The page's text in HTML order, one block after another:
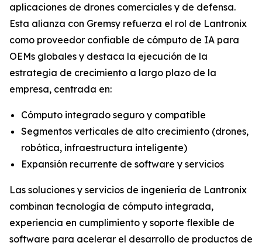
aplicaciones de drones comerciales y de defensa.
Esta alianza con Gremsy refuerza el rol de Lantronix
como proveedor confiable de cómputo de IA para
OEMs globales y destaca la ejecución de la
estrategia de crecimiento a largo plazo de la
empresa, centrada en:
Cómputo integrado seguro y compatible
Segmentos verticales de alto crecimiento (drones,
robótica, infraestructura inteligente)
Expansión recurrente de software y servicios
Las soluciones y servicios de ingeniería de Lantronix
combinan tecnología de cómputo integrada,
experiencia en cumplimiento y soporte flexible de
software para acelerar el desarrollo de productos de